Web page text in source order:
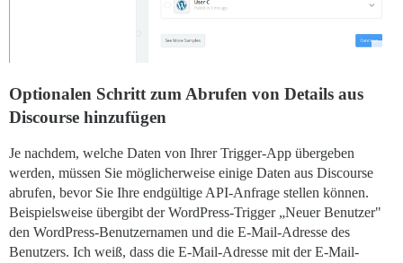
Optionalen Schritt zum Abrufen von Details aus
Discourse hinzufügen
Je nachdem, welche Daten von Ihrer Trigger-App übergeben
werden, müssen Sie möglicherweise einige Daten aus Discourse
abrufen, bevor Sie Ihre endgültige API-Anfrage stellen können.
Beispielsweise übergibt der WordPress-Trigger „Neuer Benutzer"
den WordPress-Benutzernamen und die E-Mail-Adresse des
Benutzers. Ich weiß, dass die E-Mail-Adresse mit der E-Mail-